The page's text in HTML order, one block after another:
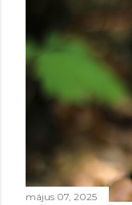
május 07, 2025